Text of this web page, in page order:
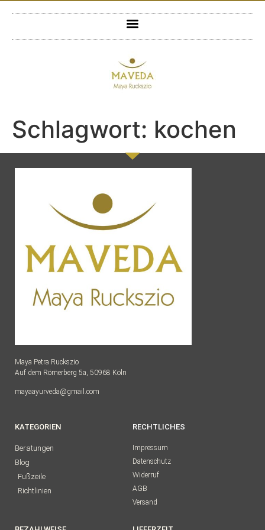
Schlagwort: kochen
Maya Petra Ruckszio
Auf dem Römerberg 5a, 50968 Köln
mayaayurveda@gmail.com
KATEGORIEN
Beratungen
Blog
Fußzeile
Richtlinien
RECHTLICHES
Impressum
Datenschutz
Widerruf
AGB
Versand